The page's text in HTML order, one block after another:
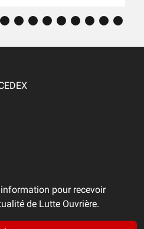
pour recevoir
de Lutte Ouvrière.